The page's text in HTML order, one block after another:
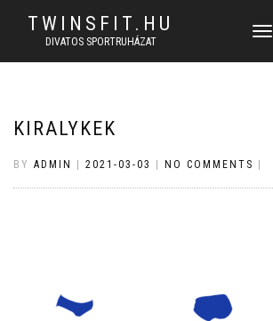
TWINSFIT.HU
DIVATOS SPORTRUHÁZAT
KIRALYKEK
BY ADMIN 2021-03-03 NO COMMENTS